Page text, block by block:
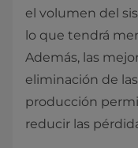
el volumen del
lo que tendrá
Además, las
eliminación de
producción
reducir las